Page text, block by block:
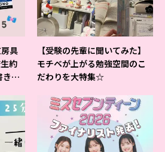
具
約
きや
【受験の先輩に聞いてみた】
モチベが上がる勉強空間のこ
だわりを大特集☆